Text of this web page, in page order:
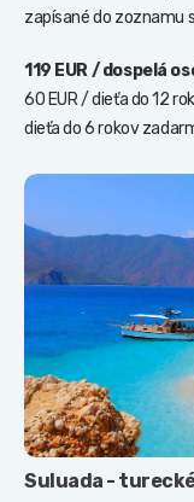
zapísané do zoznamu
119 EUR / dospelá
60 EUR / dieťa do 12
dieťa do 6 rokov
Suluada -